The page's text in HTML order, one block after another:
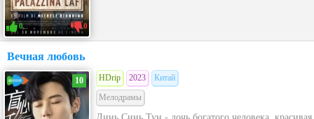
0 0
Вечная любовь
10 HDrip 2023
Китай
Мелодрамы